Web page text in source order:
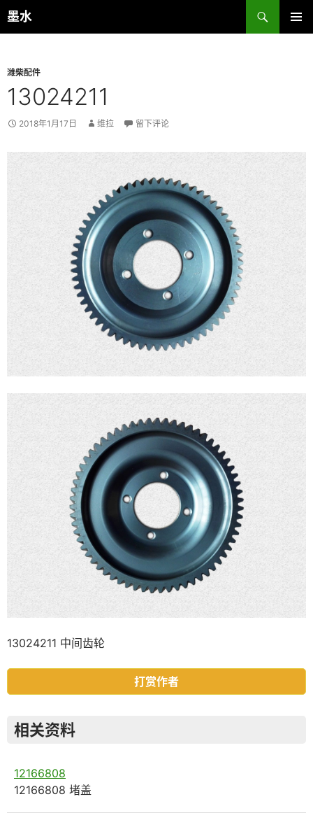
跳
至
墨水
搜
索
潍柴配件
13024211
2018年1月17日 维拉 留下评论
13024211 中间齿轮
打赏作者
相关资料
12166808
12166808 堵盖